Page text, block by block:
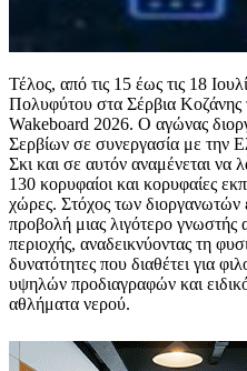
Τέλος, από τις 15 έως τις 18
Πολυφύτου στα Σέρβια
Wakeboard 2026. Ο αγώνας
Σερβίων σε συνεργασία με την
Σκι και σε αυτόν αναμένεται να
130 κορυφαίοι και κορυφαίες
χώρες. Στόχος των διοργανωτών
προβολή μιας λιγότερο γνωστής
περιοχής, αναδεικνύοντας τη
δυνατότητες που διαθέτει για
υψηλών προδιαγραφών και
αθλήματα νερού.